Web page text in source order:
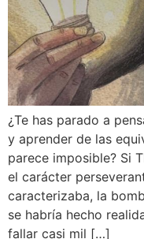
¿Te has parado a
y aprender de las
parece imposible? Si
el carácter
caracterizaba, la
se habría hecho
fallar casi mil […]